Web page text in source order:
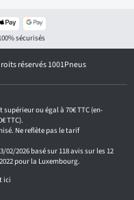
sécurisés
réservés 1001Pneus
ou égal à 70€ TTC (en-
TTC).
Ne reflète pas le tarif
2026 basé sur 118 avis sur les 12
pour la Luxembourg.
ici